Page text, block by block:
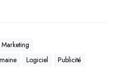
Logiciel
Publicité